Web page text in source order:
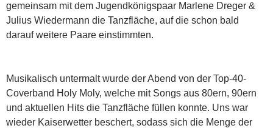
gemeinsam mit dem Jugendkönigspaar Marlene Dreger &
Julius Wiedermann die Tanzfläche, auf die schon bald
darauf weitere Paare einstimmten.
Musikalisch untermalt wurde der Abend von der Top-40-
Coverband Holy Moly, welche mit Songs aus 80ern, 90ern
und aktuellen Hits die Tanzfläche füllen konnte. Uns war
wieder Kaiserwetter beschert, sodass sich die Menge der